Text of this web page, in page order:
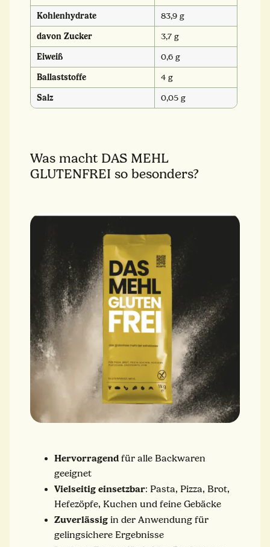
Kohlenhydrate
83,9 g
davon Zucker
3,7 g
Eiweiß
0,6 g
Ballaststoffe
4 g
Salz
0,05 g
Was macht DAS MEHL
GLUTENFREI so besonders?
Hervorragend für alle Backwaren
geeignet
Vielseitig einsetzbar: Pasta, Pizza, Brot,
Hefezöpfe, Kuchen und feine Gebäcke
Zuverlässig in der Anwendung für
gelingsichere Ergebnisse